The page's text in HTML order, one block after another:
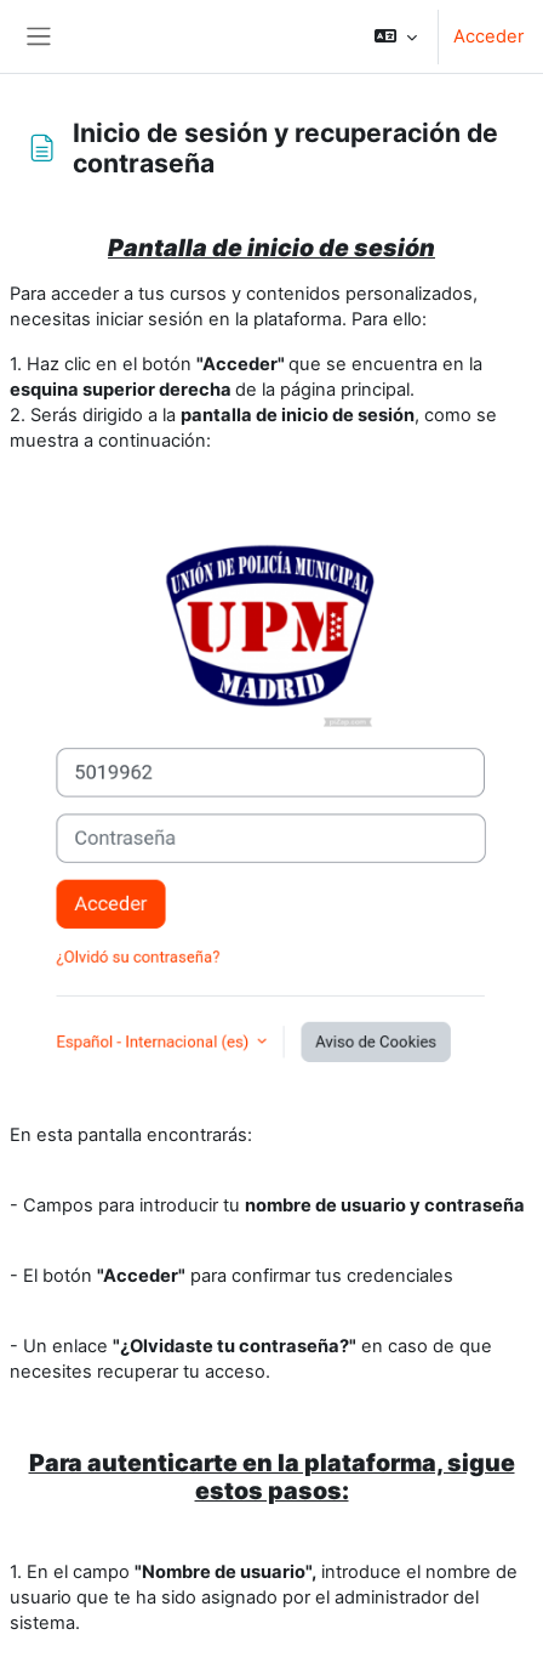
Acceder
Inicio de sesión y recuperación de
contraseña
Pantalla de inicio de sesión
Para acceder a tus cursos y contenidos personalizados,
necesitas iniciar sesión en la plataforma. Para ello:
1. Haz clic en el botón "Acceder" que se encuentra en la
esquina superior derecha de la página principal.
2. Serás dirigido a la pantalla de inicio de sesión, como se
muestra a continuación:
En esta pantalla encontrarás:
- Campos para introducir tu nombre de usuario y contraseña
- El botón "Acceder" para confirmar tus credenciales
- Un enlace "¿Olvidaste tu contraseña?" en caso de que
necesites recuperar tu acceso.
Para autenticarte en la plataforma, sigue
estos pasos:
1. En el campo "Nombre de usuario", introduce el nombre de
usuario que te ha sido asignado por el administrador del
sistema.